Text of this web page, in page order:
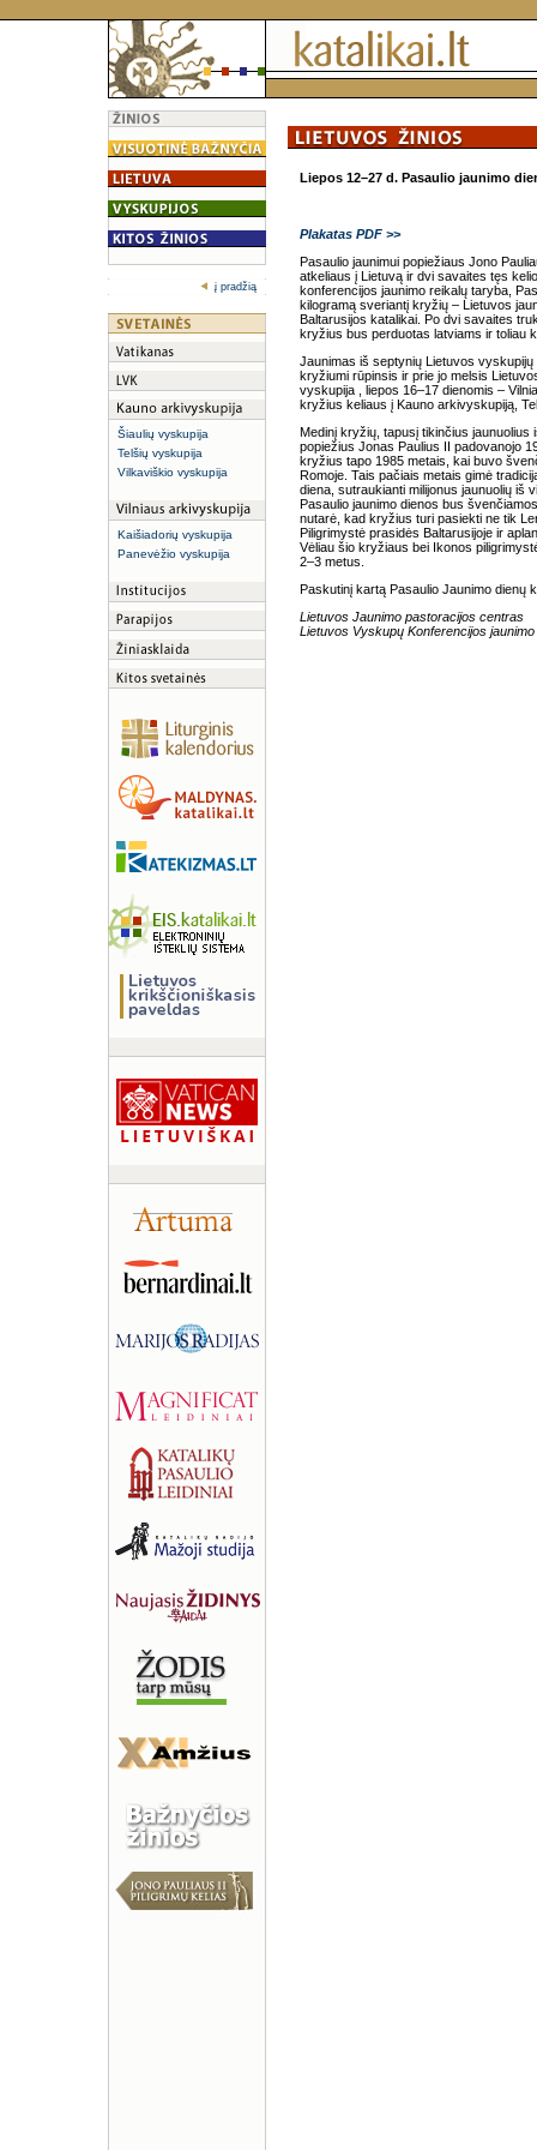
į pradžią
Šiaulių vyskupija
Telšių vyskupija
Vilkaviškio vyskupija
Kaišiadorių vyskupija
Panevėžio vyskupija
Liepos 12–27 d. Pasaulio jaunimo
Plakatas PDF >>
Pasaulio jaunimui popiežiaus Jono
atkeliaus į Lietuvą ir dvi savaites tęs
konferencijos jaunimo reikalų taryba,
kilogramą sveriantį kryžių – Lietuvos
Baltarusijos katalikai. Po dvi savaites
kryžius bus perduotas latviams ir toliau
Jaunimas iš septynių Lietuvos
kryžiumi rūpinsis ir prie jo melsis
vyskupija , liepos 16–17 dienomis –
kryžius keliaus į Kauno arkivyskupiją,
Medinį kryžių, tapusį tikinčius
popiežius Jonas Paulius II padovanojo
kryžius tapo 1985 metais, kai buvo
Romoje. Tais pačiais metais gimė
diena, sutraukianti milijonus jaunuolių iš
Pasaulio jaunimo dienos bus
nutarė, kad kryžius turi pasiekti ne tik
Piligrimystė prasidės Baltarusijoje ir
Vėliau šio kryžiaus bei Ikonos
2–3 metus.
Paskutinį kartą Pasaulio Jaunimo dienų
Lietuvos Jaunimo pastoracijos centras
Lietuvos Vyskupų Konferencijos